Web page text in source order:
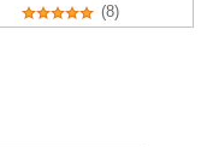
(8)